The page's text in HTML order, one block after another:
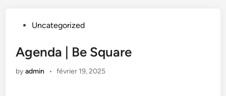
PostedUncategorized
Agenda | Be Square
byadmin • février 19, 2025